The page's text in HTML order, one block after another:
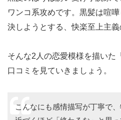
ワンコ系攻めです。黒髪は喧
決しようとする、快楽至上主義
そんな2人の恋愛模様を描いた
口コミを見ていきましょう。
こんなにも感情描写が丁寧で